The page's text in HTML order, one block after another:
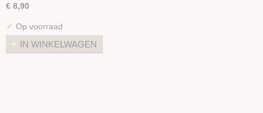
€ 8,90
✓ Op voorraad
IN WINKELWAGEN